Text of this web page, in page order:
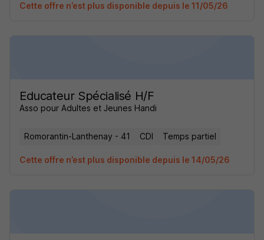
Cette offre n’est plus disponible depuis le 11/05/26
Educateur Spécialisé H/F
Asso pour Adultes et Jeunes Handi
Romorantin-Lanthenay - 41 CDI Temps partiel
Cette offre n’est plus disponible depuis le 14/05/26